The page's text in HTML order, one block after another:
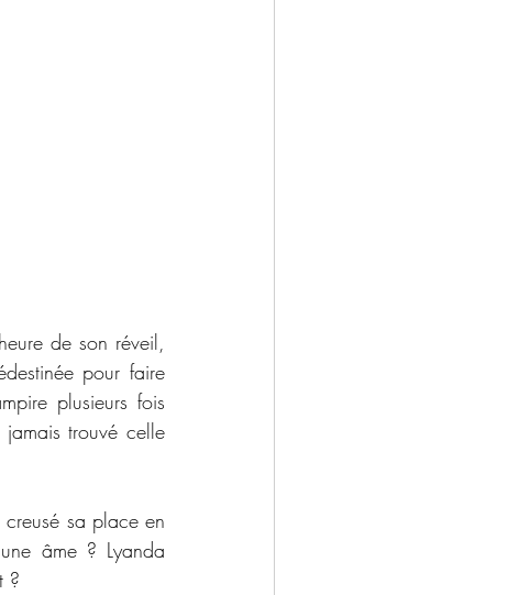
de son réveil,
pour faire
plusieurs fois
trouvé celle
sa place en
âme ? Lyanda
?